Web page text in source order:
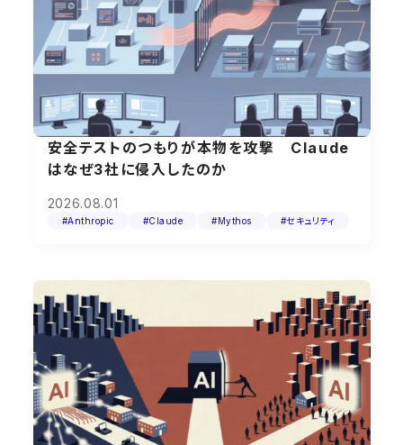
安全テストのつもりが本物を攻撃 Claude
はなぜ3社に侵入したのか
2026.08.01
#Anthropic #Claude #Mythos #セキュリティ